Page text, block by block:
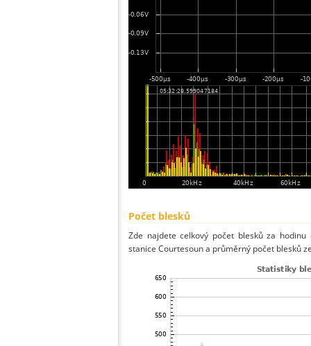
Počet blesků
Zde najdete celkový počet blesků za
stanice Courtesoun a průměrný počet blesků